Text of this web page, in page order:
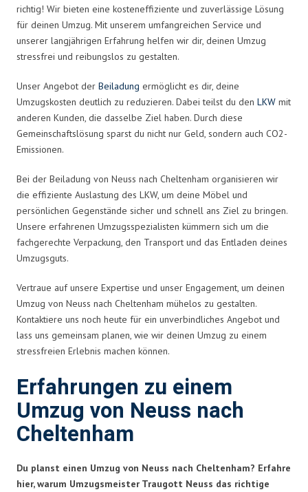
richtig! Wir bieten eine kosteneffiziente und zuverlässige Lösung
für deinen Umzug. Mit unserem umfangreichen Service und
unserer langjährigen Erfahrung helfen wir dir, deinen Umzug
stressfrei und reibungslos zu gestalten.
Unser Angebot der Beiladung ermöglicht es dir, deine
Umzugskosten deutlich zu reduzieren. Dabei teilst du den LKW mit
anderen Kunden, die dasselbe Ziel haben. Durch diese
Gemeinschaftslösung sparst du nicht nur Geld, sondern auch CO2-
Emissionen.
Bei der Beiladung von Neuss nach Cheltenham organisieren wir
die effiziente Auslastung des LKW, um deine Möbel und
persönlichen Gegenstände sicher und schnell ans Ziel zu bringen.
Unsere erfahrenen Umzugsspezialisten kümmern sich um die
fachgerechte Verpackung, den Transport und das Entladen deines
Umzugsguts.
Vertraue auf unsere Expertise und unser Engagement, um deinen
Umzug von Neuss nach Cheltenham mühelos zu gestalten.
Kontaktiere uns noch heute für ein unverbindliches Angebot und
lass uns gemeinsam planen, wie wir deinen Umzug zu einem
stressfreien Erlebnis machen können.
Erfahrungen zu einem
Umzug von Neuss nach
Cheltenham
Du planst einen Umzug von Neuss nach Cheltenham? Erfahre
hier, warum Umzugsmeister Traugott Neuss das richtige